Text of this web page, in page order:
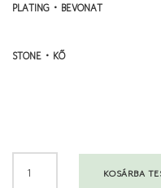
PLATING • BEVONAT
STONE • KŐ
EARRINGS
KOSÁRBA